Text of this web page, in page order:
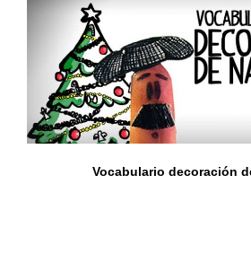
Vocabulario decoración